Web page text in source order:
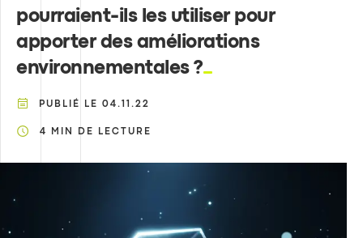
pourraient-ils les utiliser pour
apporter des améliorations
environnementales ?
PUBLIÉ LE 04.11.22
4 MIN DE LECTURE